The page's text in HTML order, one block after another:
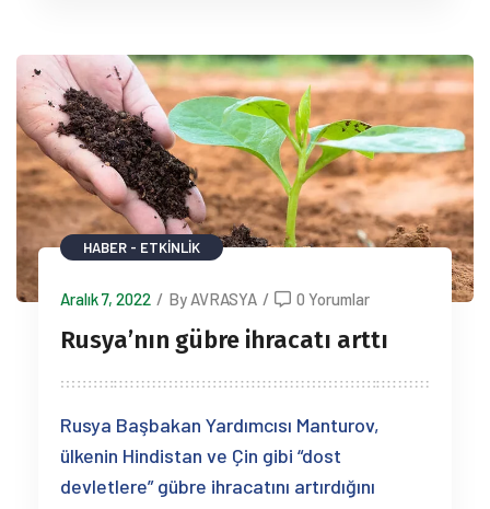
HABER - ETKINLIK
Aralık 7, 2022 / By AVRASYA / 0 Yorumlar
Rusya’nın gübre ihracatı arttı
Rusya Başbakan Yardımcısı Manturov,
ülkenin Hindistan ve Çin gibi “dost
devletlere” gübre ihracatını artırdığını